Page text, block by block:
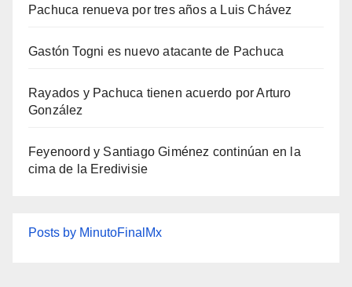
Pachuca renueva por tres años a Luis Chávez
Gastón Togni es nuevo atacante de Pachuca
Rayados y Pachuca tienen acuerdo por Arturo
González
Feyenoord y Santiago Giménez continúan en la
cima de la Eredivisie
Posts by MinutoFinalMx